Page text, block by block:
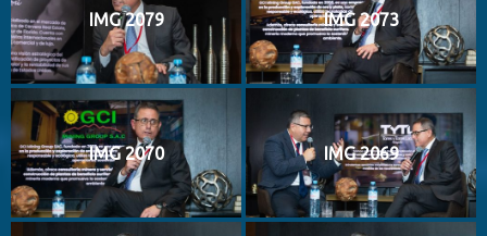
IMG 2079 IMG 2073
IMG 2070 IMG 2069